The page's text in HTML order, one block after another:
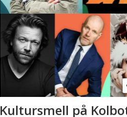
Kultursmell på